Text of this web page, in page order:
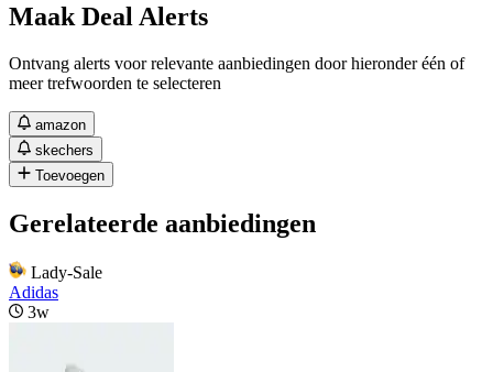
Maak Deal Alerts
Ontvang alerts voor relevante aanbiedingen door hieronder één of
meer trefwoorden te selecteren
amazon
skechers
Toevoegen
Gerelateerde aanbiedingen
Lady-Sale
Adidas
3w